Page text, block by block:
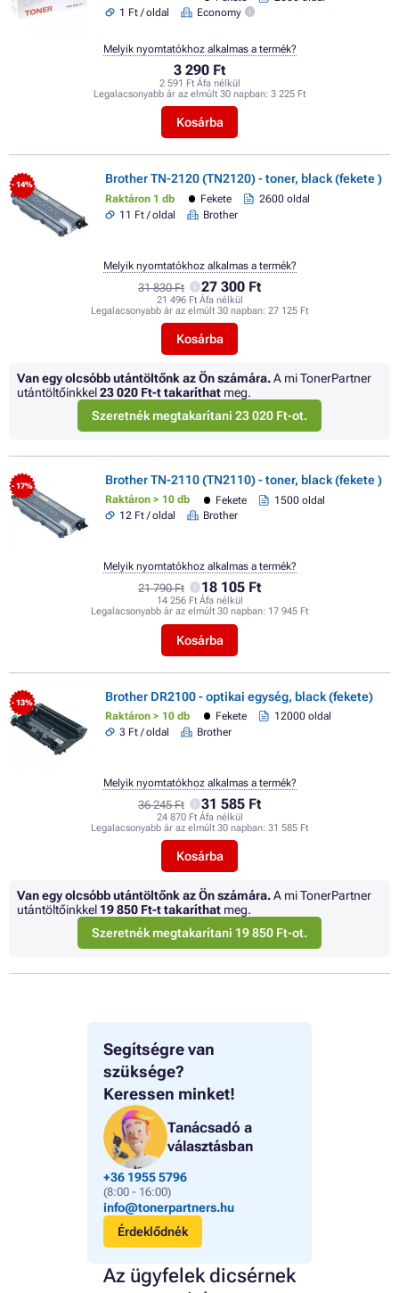
Segítségre van
szüksége?
Keressen minket!
Tanácsadó a
választásban
+36 1955 5796
(8:00 - 16:00)
info@tonerpartners.hu
Érdeklődnék
Az ügyfelek dicsérnek
1 Ft / oldal
Economy
3 290 Ft
2 591 Ft Áfa nélkül
Legalacsonyabb ár az elmúlt 30 napban: 3 225 Ft
Kosárba
Melyik nyomtatókhoz alkalmas a termék?
- 14% Brother TN-2120 (TN2120) - toner, black (fekete )
Raktáron 1 db Fekete
2600 oldal
11 Ft / oldal
Brother
31 830 Ft 27 300 Ft
21 496 Ft Áfa nélkül
Legalacsonyabb ár az elmúlt 30 napban: 27 125 Ft
Kosárba
Melyik nyomtatókhoz alkalmas a termék?
Van egy olcsóbb utántöltőnk az Ön számára.A mi TonerPartner
utántöltőinkkel23 020 Ft-t takaríthat meg.
Szeretnék megtakarítani 23 020 Ft-ot.
- 17% Brother TN-2110 (TN2110) - toner, black (fekete )
Raktáron > 10 db Fekete
1500 oldal
12 Ft / oldal
Brother
21 790 Ft 18 105 Ft
14 256 Ft Áfa nélkül
Legalacsonyabb ár az elmúlt 30 napban: 17 945 Ft
Kosárba
Melyik nyomtatókhoz alkalmas a termék?
- 13% Brother DR2100 - optikai egység, black (fekete)
Raktáron > 10 db Fekete
12000 oldal
3 Ft / oldal
Brother
36 245 Ft 31 585 Ft
24 870 Ft Áfa nélkül
Legalacsonyabb ár az elmúlt 30 napban: 31 585 Ft
Kosárba
Melyik nyomtatókhoz alkalmas a termék?
Van egy olcsóbb utántöltőnk az Ön számára.A mi TonerPartner
utántöltőinkkel 19 850 Ft-t takaríthat meg.
Szeretnék megtakarítani 19 850 Ft-ot.